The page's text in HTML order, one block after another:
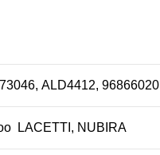
ALD4412, 96866020
LACETTI, NUBIRA